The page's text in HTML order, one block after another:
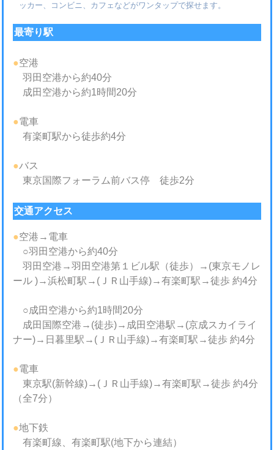
ッカー、コンビニ、カフェなどがワンタップで探せます。
最寄り駅
●空港
羽田空港から約40分
成田空港から約1時間20分
●電車
有楽町駅から徒歩約4分
●バス
東京国際フォーラム前バス停 徒歩2分
交通アクセス
●空港→電車
○羽田空港から約40分
羽田空港→羽田空港第１ビル駅（徒歩）→(東京モノレ
ール )→浜松町駅→(ＪＲ山手線)→有楽町駅→徒歩 約4分
○成田空港から約1時間20分
成田国際空港→(徒歩)→成田空港駅→(京成スカイライ
ナー)→日暮里駅→(ＪＲ山手線)→有楽町駅→徒歩 約4分
●電車
東京駅(新幹線)→(ＪＲ山手線)→有楽町駅→徒歩 約4分
（全7分）
●地下鉄
有楽町線、有楽町駅(地下から連結）